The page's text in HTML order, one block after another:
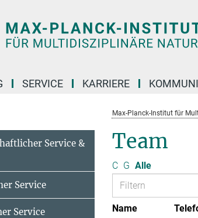
SERVICE KARRIERE
Max-Planck-Institut für
Team
C G Alle
Name
Service &
Service
Service